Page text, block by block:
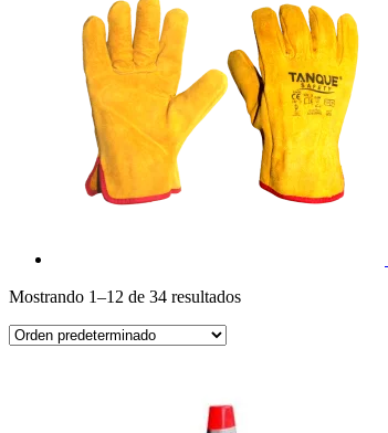
Mostrando 1–12 de 34 resultados